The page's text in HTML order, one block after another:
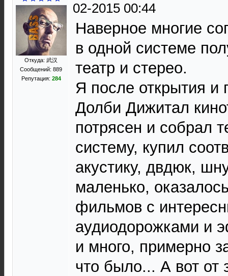
Откуда: 武汉
Сообщений: 889
Репутация: 284
02-2015 00:44
Наверное многие
в одной системе
театр и стерео.
Я после открытия и
Долби Дижитал
потрясен и собрал
систему, купил
акустику, двдюк,
маленько,
фильмов с
аудиодорожками и
и много, примерно
что было... А вот от